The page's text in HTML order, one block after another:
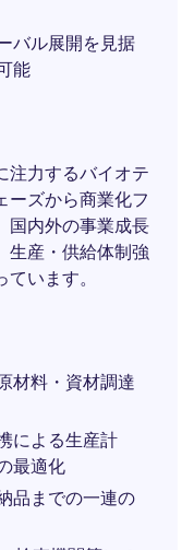
バル展開を見据
能
注力するバイオテ
ーズから商業化フ
国内外の事業成長
生産・供給体制強
います。
材料・資材調達
による生産計
最適化
品までの一連の